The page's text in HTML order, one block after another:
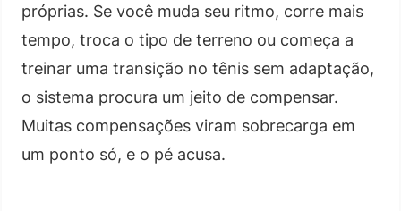
próprias. Se você muda seu ritmo, corre mais
tempo, troca o tipo de terreno ou começa a
treinar uma transição no tênis sem adaptação,
o sistema procura um jeito de compensar.
Muitas compensações viram sobrecarga em
um ponto só, e o pé acusa.